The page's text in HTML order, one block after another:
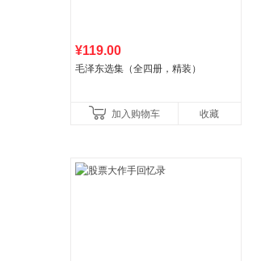
¥119.00
毛泽东选集（全四册，精装）
加入购物车 收藏